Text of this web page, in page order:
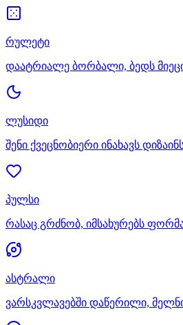
რულეტი
დაატრიალე ბორბალი, ბედს
ლუსიდი
შენი ქვეცნობიერი ინახავს
პულსი
რასაც გრძნობ, იმსახურებს
ასტრალი
ვარსკვლავებში დაწერილი,